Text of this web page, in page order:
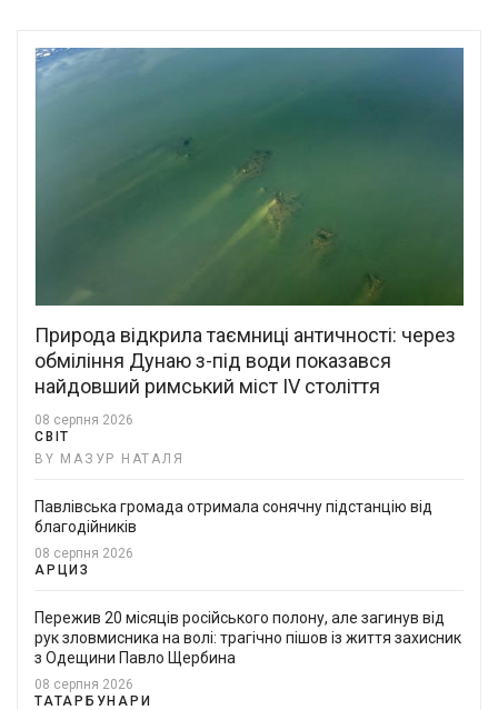
Природа відкрила таємниці античності: через
обміління Дунаю з-під води показався
найдовший римський міст IV століття
08 серпня 2026
СВІТ
BY МАЗУР НАТАЛЯ
Павлівська громада отримала сонячну підстанцію від
благодійників
08 серпня 2026
АРЦИЗ
Пережив 20 місяців російського полону, але загинув від
рук зловмисника на волі: трагічно пішов із життя захисник
з Одещини Павло Щербина
08 серпня 2026
ТАТАРБУНАРИ